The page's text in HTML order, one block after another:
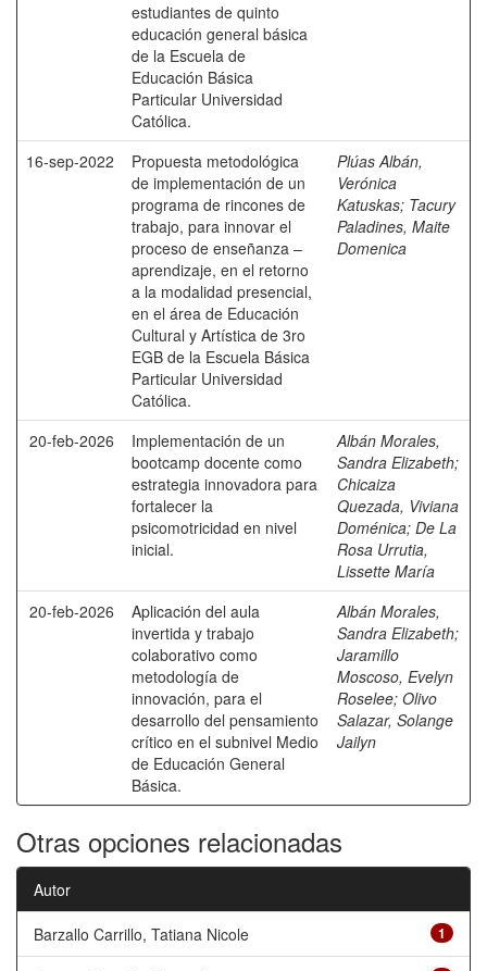
estudiantes de quinto
educación general básica
de la Escuela de
Educación Básica
Particular Universidad
Católica.
16-sep-2022
Propuesta metodológica
de implementación de un
programa de rincones de
trabajo, para innovar el
proceso de enseñanza –
aprendizaje, en el retorno
a la modalidad presencial,
en el área de Educación
Cultural y Artística de 3ro
EGB de la Escuela Básica
Particular Universidad
Católica.
Plúas Albán,
Verónica
Katuskas; Tacury
Paladines, Maite
Domenica
20-feb-2026
Implementación de un
bootcamp docente como
estrategia innovadora para
fortalecer la
psicomotricidad en nivel
inicial.
Albán Morales,
Sandra Elizabeth;
Chicaiza
Quezada, Viviana
Doménica; De La
Rosa Urrutia,
Lissette María
20-feb-2026
Aplicación del aula
invertida y trabajo
colaborativo como
metodología de
innovación, para el
desarrollo del pensamiento
crítico en el subnivel Medio
de Educación General
Básica.
Albán Morales,
Sandra Elizabeth;
Jaramillo
Moscoso, Evelyn
Roselee; Olivo
Salazar, Solange
Jailyn
Otras opciones relacionadas
Autor
1
Barzallo Carrillo, Tatiana Nicole